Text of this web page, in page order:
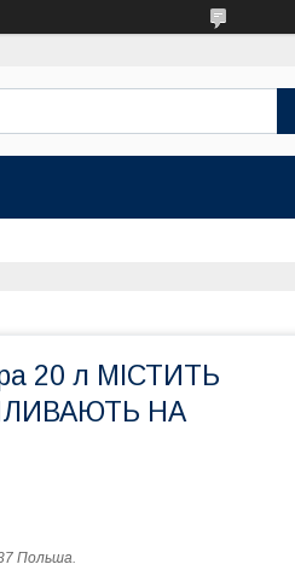
20 л МІСТИТЬ
НА
Польша.